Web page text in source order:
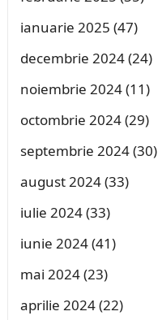
ianuarie 2025 (47)
decembrie 2024(24)
noiembrie 2024(11)
octombrie 2024(29)
septembrie 2024(30)
august 2024(33)
iulie 2024(33)
iunie 2024(41)
mai 2024(23)
aprilie 2024(22)